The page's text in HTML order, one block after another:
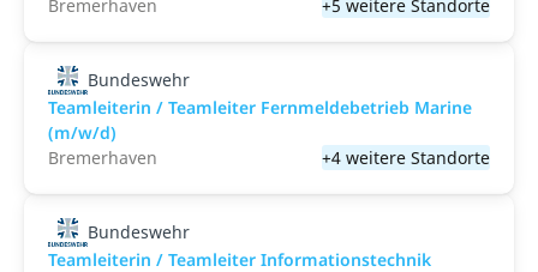
Bremerhaven
+5 weitere Standorte
Bundeswehr
Teamleiterin / Teamleiter Fernmeldebetrieb Marine
(m/w/d)
Bremerhaven
+4 weitere Standorte
Bundeswehr
Teamleiterin / Teamleiter Informationstechnik